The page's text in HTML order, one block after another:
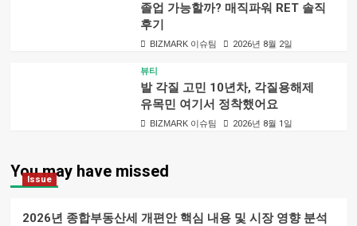
졸업 가능할까? 매직파워 RET 솔직
후기
BIZMARK 이슈팀 2026년 8월 2일
뷰티
발 각질 고민 10년차, 각질용해제
유목민 여기서 정착했어요
BIZMARK 이슈팀 2026년 8월 1일
You may have missed
Issue
2026년 종합부동산세 개편안 핵심 내용 및 시장 영향 분석